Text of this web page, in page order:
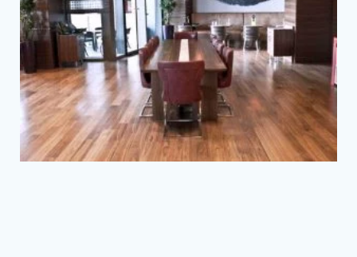
Tam Ekran